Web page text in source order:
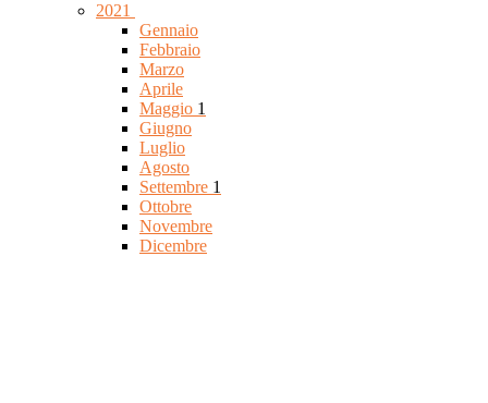
2021
Gennaio
Febbraio
Marzo
Aprile
Maggio 1
Giugno
Luglio
Agosto
Settembre 1
Ottobre
Novembre
Dicembre